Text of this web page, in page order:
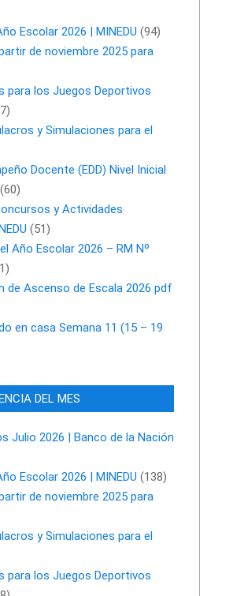
Escolar 2026 | MINEDU (94)
de noviembre 2025 para
para los Juegos Deportivos
y Simulaciones para el
Docente (EDD) Nivel Inicial
(60)
y Actividades
(51)
Año Escolar 2026 – RM Nº
de Ascenso de Escala 2026 pdf
en casa Semana 11 (15 – 19
DEL MES
Julio 2026 | Banco de la Nación
Escolar 2026 | MINEDU (138)
de noviembre 2025 para
y Simulaciones para el
para los Juegos Deportivos